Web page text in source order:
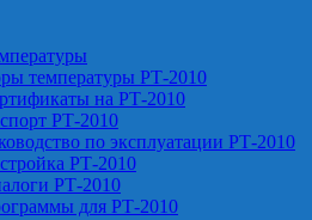
температуры РТ-2010
на РТ-2010
РТ-2010
по эксплуатации РТ-2010
РТ-2010
РТ-2010
для РТ-2010